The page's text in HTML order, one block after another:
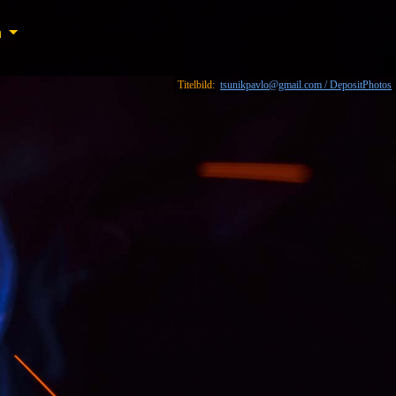
Titelbild: tsunikpavlo@gmail.com / DepositPhotos